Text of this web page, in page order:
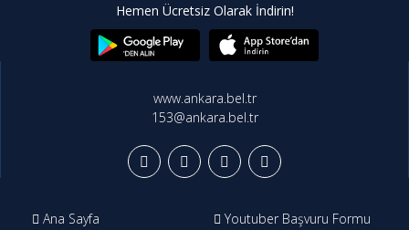
Hemen Ücretsiz Olarak İndirin!
www.ankara.bel.tr
153@ankara.bel.tr
Ana Sayfa
Youtuber Başvuru Formu